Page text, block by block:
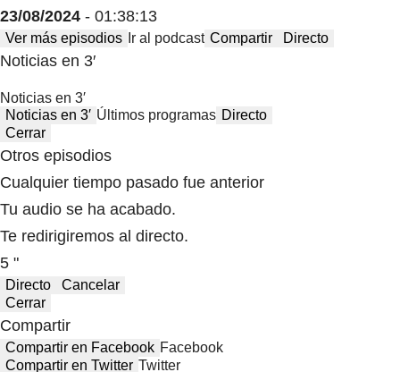
23/08/2024 - 01:38:13
Ver más episodios Ir al podcast Compartir Directo
Noticias en 3′
Noticias en 3′
Noticias en 3′ Últimos programas Directo
Cerrar
Otros episodios
Cualquier tiempo pasado fue anterior
Tu audio se ha acabado.
Te redirigiremos al directo.
5 "
Directo
Cancelar
Cerrar
Compartir
Compartir en Facebook Facebook
Compartir en Twitter Twitter